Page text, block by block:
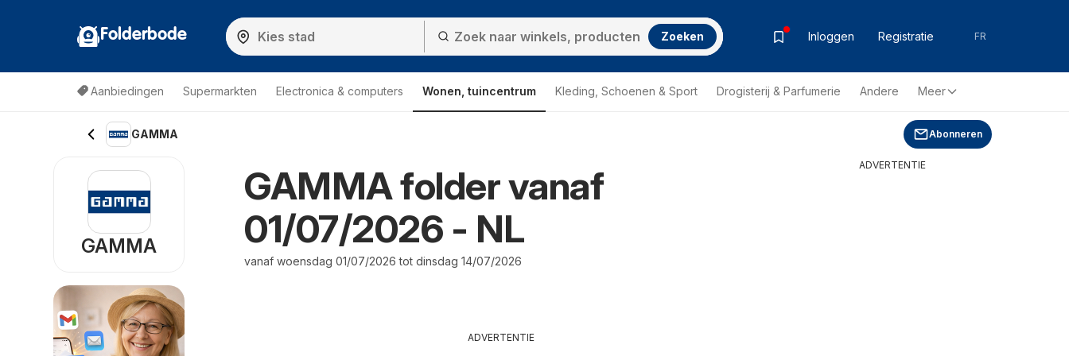
Folderbode Zoeken Inloggen Registratie FR
Aanbiedingen Supermarkten Electronica & computers Wonen, tuincentrum Kleding, Schoenen & Sport Drogisterij & Parfumerie Andere Meer
GAMMA Abonneren
GAMMA folder vanaf
01/07/2026 - NL
vanaf woensdag 01/07/2026 tot dinsdag 14/07/2026
ADVERTENTIE
GAMMA
ADVERTENTIE